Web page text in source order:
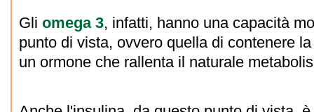
Gli omega 3, infatti, hanno una capacità
punto di vista, ovvero quella di contenere
un ormone che rallenta il naturale